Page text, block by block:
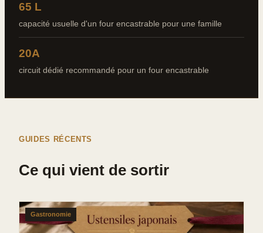
65 L
capacité usuelle d'un four encastrable pour une famille
20A
circuit dédié recommandé pour un four encastrable
GUIDES RÉCENTS
Ce qui vient de sortir
Gastronomie